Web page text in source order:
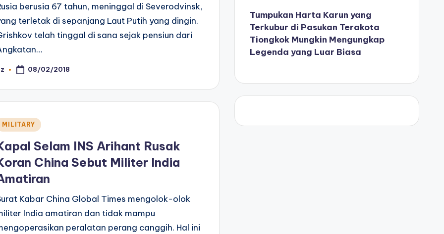
berusia 67 tahun, meninggal di Severodvinsk,
terletak di sepanjang Laut Putih yang dingin.
telah tinggal di sana sejak pensiun dari
08/02/2018
MILITARY
Selam INS Arihant Rusak
China Sebut Militer India
Kabar China Global Times mengolok-olok
India amatiran dan tidak mampu
peralatan perang canggih. Hal ini
Tumpukan Harta Karun yang
Terkubur di Pasukan Terakota
Tiongkok Mungkin Mengungkap
Legenda yang Luar Biasa